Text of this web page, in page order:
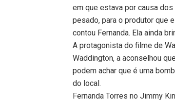
em que estava por causa
pesado, para o produtor que
contou Fernanda. Ela ainda
A protagonista do filme de
Waddington, a aconselhou
podem achar que é uma
do local.
Fernanda Torres no Jimmy